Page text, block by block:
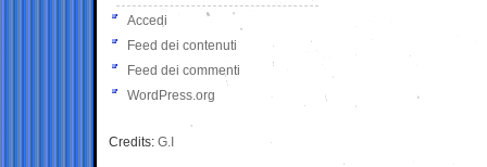
Accedi
Feed dei contenuti
Feed dei commenti
WordPress.org
Credits: G.I